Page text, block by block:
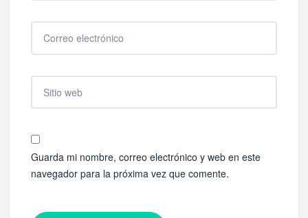
Guarda mi nombre, correo electrónico y web en este
navegador para la próxima vez que comente.